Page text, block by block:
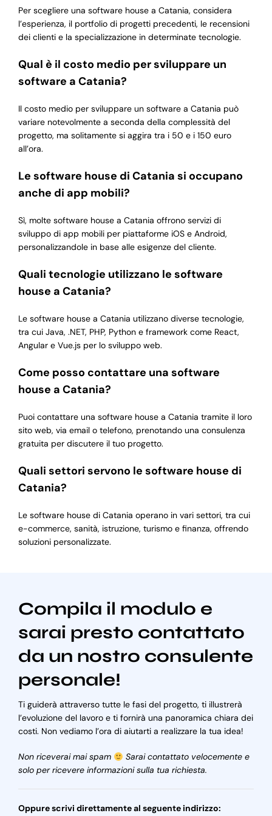
Per scegliere una software house a Catania, considera
l’esperienza, il portfolio di progetti precedenti, le recensioni
dei clienti e la specializzazione in determinate tecnologie.
Qual è il costo medio per sviluppare un
software a Catania?
Il costo medio per sviluppare un software a Catania può
variare notevolmente a seconda della complessità del
progetto, ma solitamente si aggira tra i 50 e i 150 euro
all’ora.
Le software house di Catania si occupano
anche di app mobili?
Sì, molte software house a Catania offrono servizi di
sviluppo di app mobili per piattaforme iOS e Android,
personalizzandole in base alle esigenze del cliente.
Quali tecnologie utilizzano le software
house a Catania?
Le software house a Catania utilizzano diverse tecnologie,
tra cui Java, .NET, PHP, Python e framework come React,
Angular e Vue.js per lo sviluppo web.
Come posso contattare una software
house a Catania?
Puoi contattare una software house a Catania tramite il loro
sito web, via email o telefono, prenotando una consulenza
gratuita per discutere il tuo progetto.
Quali settori servono le software house di
Catania?
Le software house di Catania operano in vari settori, tra cui
e-commerce, sanità, istruzione, turismo e finanza, offrendo
soluzioni personalizzate.
Compila il modulo e
sarai presto contattato
da un nostro consulente
personale!
Ti guiderà attraverso tutte le fasi del progetto, ti illustrerà
l’evoluzione del lavoro e ti fornirà una panoramica chiara dei
costi. Non vediamo l’ora di aiutarti a realizzare la tua idea!
Non riceverai mai spam
Sarai contattato velocemente e
solo per ricevere informazioni sulla tua richiesta.
Oppure scrivi direttamente al seguente indirizzo: